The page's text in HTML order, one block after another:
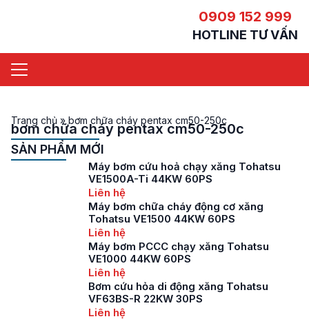
0909 152 999
HOTLINE TƯ VẤN
Trang chủ » bơm chữa cháy pentax cm50-250c
bơm chữa cháy pentax cm50-250c
SẢN PHẨM MỚI
Máy bơm cứu hoả chạy xăng Tohatsu
VE1500A-Ti 44KW 60PS
Liên hệ
Máy bơm chữa cháy động cơ xăng
Tohatsu VE1500 44KW 60PS
Liên hệ
Máy bơm PCCC chạy xăng Tohatsu
VE1000 44KW 60PS
Liên hệ
Bơm cứu hỏa di động xăng Tohatsu
VF63BS-R 22KW 30PS
Liên hệ